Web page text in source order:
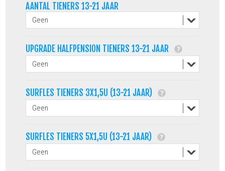
AANTAL TIENERS 13-21 JAAR
UPGRADE HALFPENSION TIENERS 13-21 JAAR
SURFLES TIENERS 3X1,5U (13-21 JAAR)
SURFLES TIENERS 5X1,5U (13-21 JAAR)